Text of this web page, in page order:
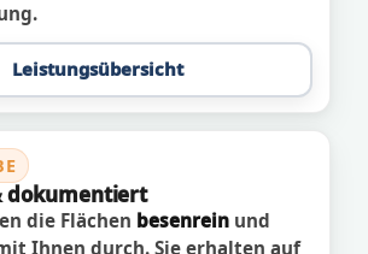
Leistungsübersicht
dokumentiert
die Flächen besenrein und
Ihnen durch. Sie erhalten auf